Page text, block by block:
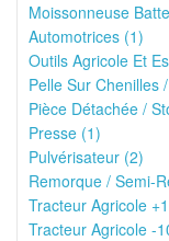
Moissonneuse
Automotrices (1)
Outils Agricole Et
Pelle Sur Chenilles
Pièce Détachée /
Presse (1)
Pulvérisateur (2)
Remorque / Semi-
Tracteur Agricole
Tracteur Agricole -